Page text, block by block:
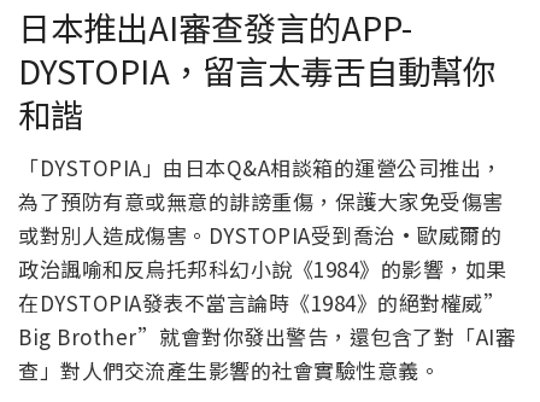
日本推出AI審查發言的APP-
DYSTOPIA，留言太毒舌自動幫你
和諧
「DYSTOPIA」由日本Q&A相談箱的運營公司推出，
為了預防有意或無意的誹謗重傷，保護大家免受傷害
或對別人造成傷害。DYSTOPIA受到喬治·歐威爾的
政治諷喻和反烏托邦科幻小說《1984》的影響，如果
在DYSTOPIA發表不當言論時《1984》的絕對權威”
Big Brother”就會對你發出警告，還包含了對「AI審
查」對人們交流產生影響的社會實驗性意義。